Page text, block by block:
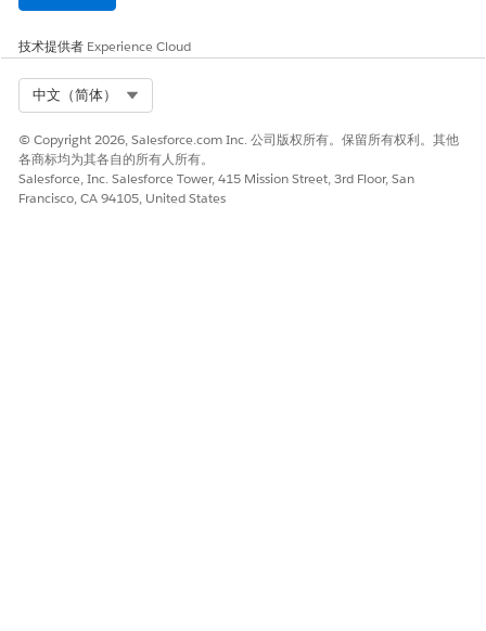
请与我们共享您的想法，以便我们进行改进！
技术提供者 Experience Cloud
中文（简体）
© Copyright 2026, Salesforce.com Inc. 公司版权所有。保留所有权利。其他
各商标均为其各自的所有人所有。
Salesforce, Inc. Salesforce Tower, 415 Mission Street, 3rd Floor, San
Francisco, CA 94105, United States